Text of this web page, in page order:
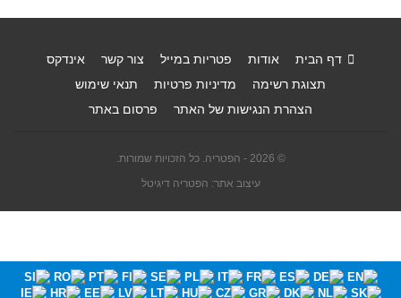
דף הבית אודות פטריות במייל צור קשר
אינדקס
תצוגת רשימה
מדיניות פרטיות
תנאי שימוש
הצהרת הנגישות של האתר
פרסום באתר
© 2026 - הפטריה. כל הזכויות שמורות.
עיצוב אתר: הפטריה דיגיטל